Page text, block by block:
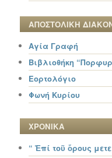
ΑΠΟΣΤΟΛΙΚΗ
Αγία Γραφή
Βιβλιοθήκη
Εορτολόγιο
Φωνή Κυρίου
ΧΡΟΝΙΚΑ
“ Ἐπί τοῦ ὄρους